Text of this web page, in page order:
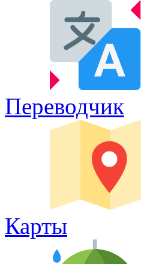
Переводчик
Карты